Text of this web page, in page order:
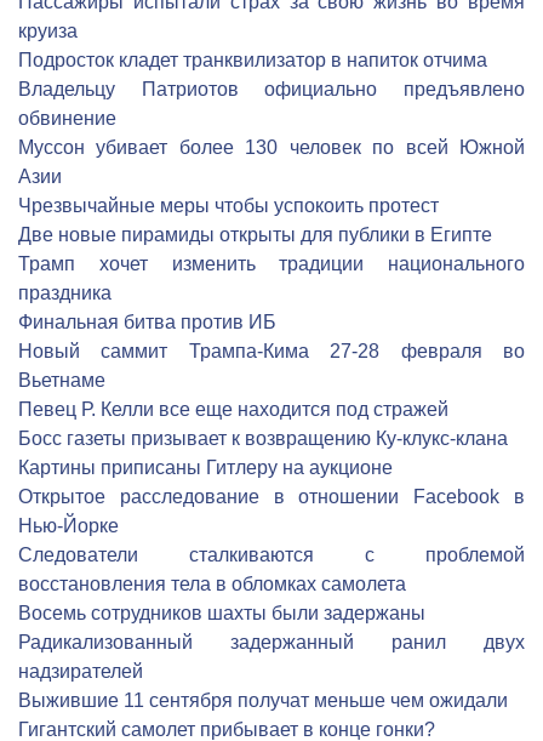
круиза
Подросток кладет транквилизатор в напиток отчима
Владельцу Патриотов официально предъявлено
обвинение
Муссон убивает более 130 человек по всей Южной
Азии
Чрезвычайные меры чтобы успокоить протест
Две новые пирамиды открыты для публики в Египте
Трамп хочет изменить традиции национального
праздника
Финальная битва против ИБ
Новый саммит Трампа-Кима 27-28 февраля во
Вьетнаме
Певец Р. Келли все еще находится под стражей
Босс газеты призывает к возвращению Ку-клукс-клана
Картины приписаны Гитлеру на аукционе
Открытое расследование в отношении Facebook в
Нью-Йорке
Следователи сталкиваются с проблемой
восстановления тела в обломках самолета
Восемь сотрудников шахты были задержаны
Радикализованный задержанный ранил двух
надзирателей
Выжившие 11 сентября получат меньше чем ожидали
Гигантский самолет прибывает в конце гонки?